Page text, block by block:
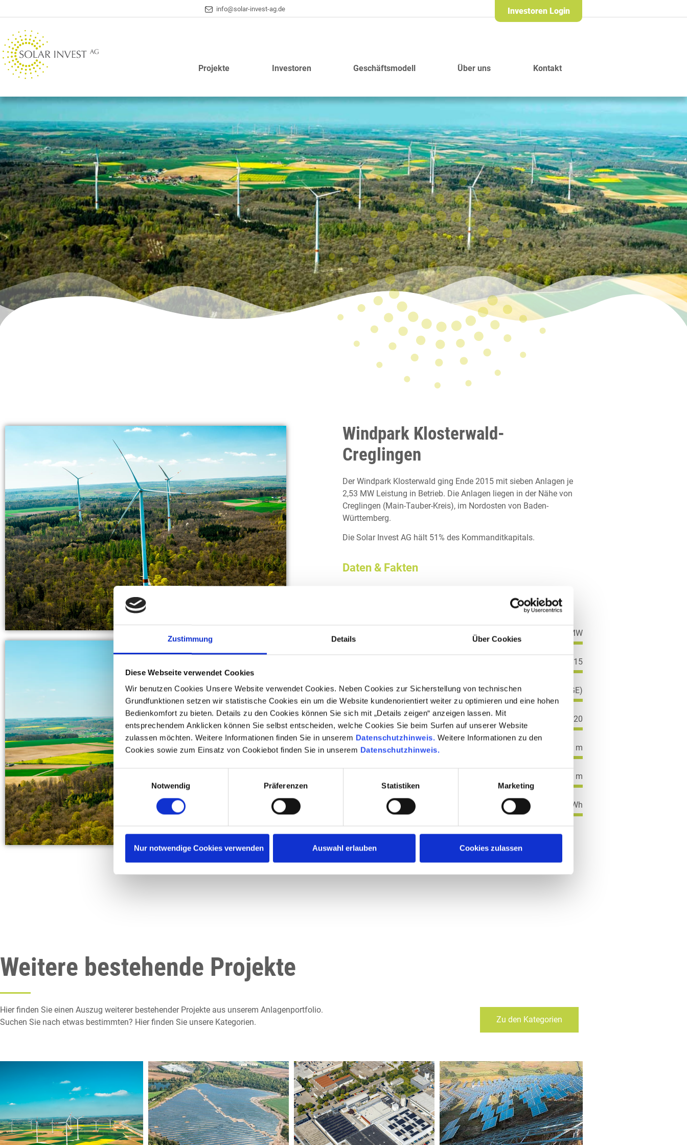
Zustimmung Details Über Cookies
Diese Webseite verwendet Cookies
Wir benutzen Cookies Unsere Website verwendet Cookies. Neben Cookies zur Sicherstellung von technischen
Grundfunktionen setzen wir statistische Cookies ein um die Website kundenorientiert weiter zu optimieren und eine hohen
Bedienkomfort zu bieten. Details zu den Cookies können Sie sich mit „Details zeigen“ anzeigen lassen. Mit
entsprechendem Anklicken können Sie selbst entscheiden, welche Cookies Sie beim Surfen auf unserer Website
zulassen möchten. Weitere Informationen finden Sie in unserem Datenschutzhinweis. Weitere Informationen zu den
Cookies sowie zum Einsatz von Cookiebot finden Sie in unserem Datenschutzhinweis.
Einwilligungsauswahl
Notwendig
Präferenzen Statistiken Marketing
Nur notwendige Cookies verwenden Auswahl erlauben Cookies zulassen
info@solar-invest-ag.de​ Investoren Login
Projekte Investoren Geschäftsmodell Über uns Kontakt
Windpark Klosterwald-
Creglingen
Der Windpark Klosterwald ging Ende 2015 mit sieben Anlagen je
2,53 MW Leistung in Betrieb. Die Anlagen liegen in der Nähe von
Creglingen (Main-Tauber-Kreis), im Nordosten von Baden-
Württemberg.
Die Solar Invest AG hält 51% des Kommanditkapitals.
Daten & Fakten
(Veröffentlichung gemäß §11 a Abs. 1 VermAnlG)
17,71 MW
November 2015
Fabrikat General Electric (GE)
Typ GE 2.5-120
Nabenhöhe 139 m
120 m
Ertragsprognose pro Jahr ca. 40 Mio. kWh
Weitere bestehende Projekte
Hier finden Sie einen Auszug weiterer bestehender Projekte aus unserem Anlagenportfolio.
Suchen Sie nach etwas bestimmten? Hier finden Sie unsere Kategorien.
Zu den Kategorien
____
Windpark
Tomerdingen-
Bermaringen
____
Solarpark Borna -
Borna bei Leipzig
____
Solaranlage Klafs -
Schwäbisch Hall
____
PV-Anlage Preveza
+